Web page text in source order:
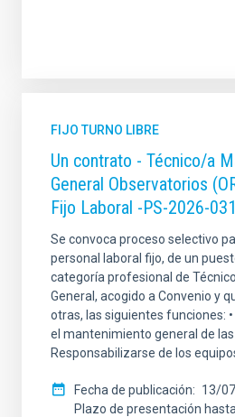
FIJO TURNO LIBRE
Un contrato - Técnico/a
General Observatorios
Fijo Laboral -PS-2026-031
Se convoca proceso selectivo
personal laboral fijo, de un
categoría profesional de
General, acogido a Convenio y
otras, las siguientes funciones:
el mantenimiento general de las
Responsabilizarse de los
Fecha de publicación
13/
Plazo de presentación